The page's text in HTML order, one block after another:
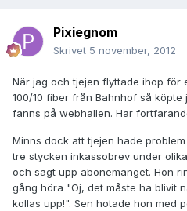
Pixiegnom
Skrivet 5 november, 2012
När jag och tjejen flyttade ihop för
100/10 fiber från Bahnhof så köpte
fanns på webhallen. Har
Minns dock att tjejen hade
tre stycken inkassobrev under
och sagt upp abonemanget. Hon
gång höra "Oj, det måste ha blivit
kollas upp!". Sen hotade hon med